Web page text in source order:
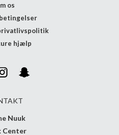
os
hjælp
Nuuk
Center